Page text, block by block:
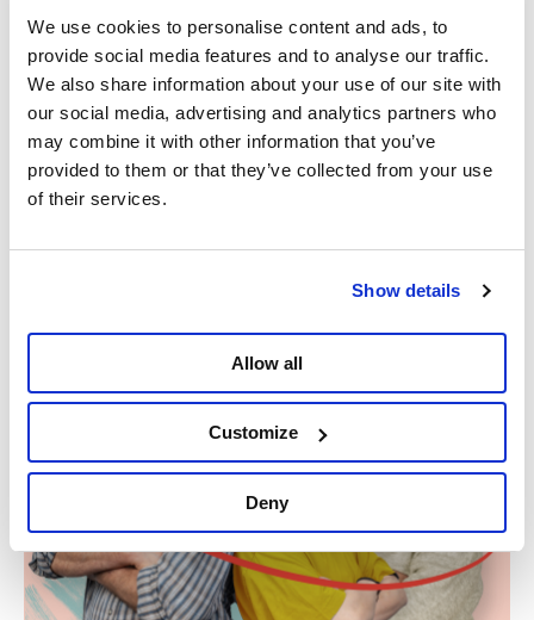
We use cookies to personalise content and ads, to
provide social media features and to analyse our traffic.
We also share information about your use of our site with
our social media, advertising and analytics partners who
may combine it with other information that you’ve
provided to them or that they’ve collected from your use
of their services.
Show details
Allow all
Customize
Deny
En savoir plus Guerre-paix
Vidéo
Raoul Hedebouw
Partager